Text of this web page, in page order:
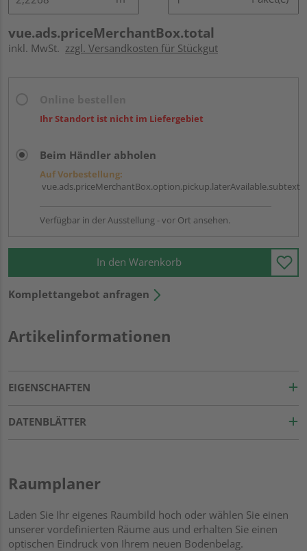
vue.ads.priceMerchantBox.total
inkl. MwSt. zzgl. Versandkosten für Stückgut
Ihr Standort ist nicht im Liefergebiet
Beim Händler abholen
Auf Vorbestellung:
vue.ads.priceMerchantBox.option.pickup.laterAvailable.subtext
Verfügbar in der Ausstellung - vor Ort ansehen.
In den Warenkorb
Komplettangebot anfragen
Artikelinformationen
EIGENSCHAFTEN
DATENBLÄTTER
Raumplaner
Laden Sie Ihr eigenes Raumbild hoch oder wählen Sie einen
unserer vordefinierten Räume aus und erhalten Sie einen
optischen Eindruck von Ihrem neuen Bodenbelag.